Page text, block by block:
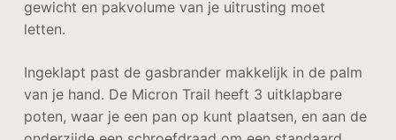
gewicht en pakvolume van je uitrusting moet
letten.
Ingeklapt past de gasbrander makkelijk in de palm
van je hand. De Micron Trail heeft 3 uitklapbare
poten, waar je een pan op kunt plaatsen, en aan de